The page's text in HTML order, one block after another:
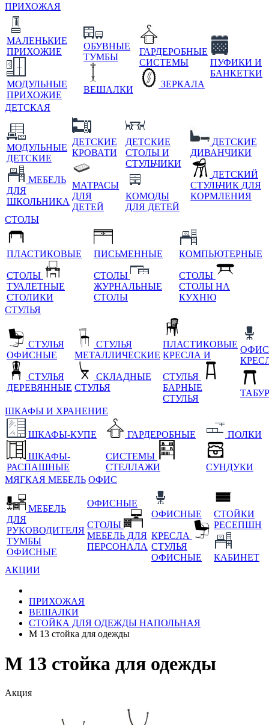
ПРИХОЖАЯ
МАЛЕНЬКИЕ
ПРИХОЖИЕ
МОДУЛЬНЫЕ
ПРИХОЖИЕ
ОБУВНЫЕ
ТУМБЫ
ВЕШАЛКИ
ГАРДЕРОБНЫЕ
СИСТЕМЫ
ЗЕРКАЛА
ПУФИКИ И
БАНКЕТКИ
ДЕТСКАЯ
МОДУЛЬНЫЕ
ДЕТСКИЕ
МЕБЕЛЬ
ДЛЯ
ШКОЛЬНИКА
ДЕТСКИЕ
КРОВАТИ
МАТРАСЫ
ДЛЯ
ДЕТЕЙ
ДЕТСКИЕ
СТОЛЫ И
СТУЛЬЧИКИ
КОМОДЫ
ДЛЯ ДЕТЕЙ
ДЕТСКИЕ
ДИВАНЧИКИ
ДЕТСКИЙ
СТУЛЬЧИК ДЛЯ
КОРМЛЕНИЯ
СТОЛЫ
ПЛАСТИКОВЫЕ
СТОЛЫ
ТУАЛЕТНЫЕ
СТОЛИКИ
ПИСЬМЕННЫЕ
СТОЛЫ
ЖУРНАЛЬНЫЕ
СТОЛЫ
КОМПЬЮТЕРНЫЕ
СТОЛЫ
СТОЛЫ НА
КУХНЮ
СТУЛЬЯ
СТУЛЬЯ
ОФИСНЫЕ
СТУЛЬЯ
ДЕРЕВЯННЫЕ
СТУЛЬЯ
МЕТАЛЛИЧЕСКИЕ
СКЛАДНЫЕ
СТУЛЬЯ
ПЛАСТИКОВЫЕ
КРЕСЛА И
СТУЛЬЯ
БАРНЫЕ
СТУЛЬЯ
ШКАФЫ И ХРАНЕНИЕ
ШКАФЫ-КУПЕ
ШКАФЫ-
РАСПАШНЫЕ
ГАРДЕРОБНЫЕ
СИСТЕМЫ
СТЕЛЛАЖИ
ПОЛКИ
СУНДУКИ
МЯГКАЯ МЕБЕЛЬ ОФИС
МЕБЕЛЬ
ДЛЯ
РУКОВОДИТЕЛЯ
ТУМБЫ
ОФИСНЫЕ
ОФИСНЫЕ
СТОЛЫ
МЕБЕЛЬ ДЛЯ
ПЕРСОНАЛА
ОФИСНЫЕ
КРЕСЛА
СТУЛЬЯ
ОФИСНЫЕ
СТОЙКИ
РЕСЕПШН
КАБИНЕТ
АКЦИИ
ПРИХОЖАЯ
ВЕШАЛКИ
СТОЙКА ДЛЯ ОДЕЖДЫ НАПОЛЬНАЯ
М 13 стойка для одежды
М 13 стойка для одежды
Акция